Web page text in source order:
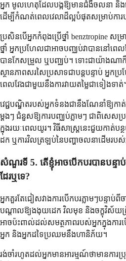
អ្នក មូលហេតុដែលបង្កឱ្យមានជំងឺចលនា និ
ដើម្បីកំណត់ពេលវេលាដ៏ល្អបំផុតសម្រាប់ការ
ប្រសិនបើអ្នកកំពុងប្រើថ្នាំ benztropine
ថ្នាំ អ្នកប្រហែលជាអាចបញ្ឈប់វាបាននៅពេ
បានកែសម្រួល ឬបញ្ឈប់។ ទោះជាយ៉ាងណា
ស្ថានភាពសរសៃប្រសាទជាបន្តបន្ទាប់ អ្នកប្
ពេលវែងជាមួយនឹងការវាយតម្លៃជាទៀងទាត់
វេជ្ជបណ្ឌិតរបស់អ្នកទំនងជានឹងណែនាំឱ្យកាត់
ម្តងៗ ជំនួសឱ្យការបញ្ឈប់ភ្លាមៗ ជាពិសេសប្
ក្នុងរយៈពេលយូរ។ វិធីសាស្ត្រនេះជួយកាត់ប
ដក ឬការវិលត្រឡប់នៃបញ្ហាចលនាដើមរបស់
សំណួរទី 5. តើខ្ញុំអាចបើកបរបានបន្ទា
ដែរឬទេ?
អ្នកគួរតែជៀសវាងការបើកបរភ្លាមៗបន្ទាប់ពីច
បណ្តាលឱ្យងងុយដេក វិលមុខ និងចក្ខុវិស័យ
អាចប៉ះពាល់ដល់សមត្ថភាពរបស់អ្នកក្នុងការ
អ្នក និងអ្នកដទៃប្រឈមនឹងហានិភ័យ។
រង់ចាំរហូតដល់អ្នកមានអារម្មណ៍ថាមានការ